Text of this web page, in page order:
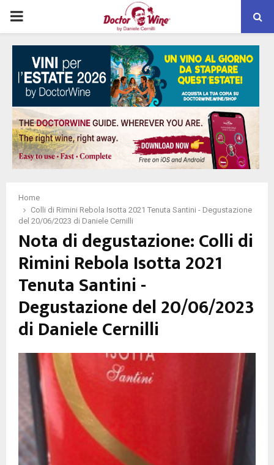
PRIMARY
MENU
Home
Colli di Rimini Rebola Isotta 2021 Tenuta Santini - Degustazione
del 20/06/2023 di Daniele Cernilli
Nota di degustazione: Colli di
Rimini Rebola Isotta 2021
Tenuta Santini -
Degustazione del 20/06/2023
di Daniele Cernilli